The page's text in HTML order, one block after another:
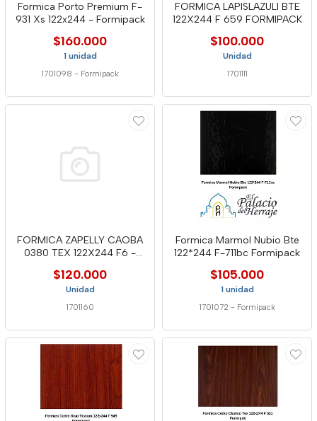
Formica Porto Premium F-
931 Xs 122x244 - Formipack
$160.000
1 unidad
1701098 - Formipack
FORMICA LAPISLAZULI BTE
122X244 F 659 FORMIPACK
$100.000
Unidad
1701111
FORMICA ZAPELLY CAOBA
0380 TEX 122X244 F6 -
$120.000
Unidad
1701160
Formica Marmol Nubio Bte
122*244 F-711bc Formipack
$105.000
1 unidad
1701072 - Formipack